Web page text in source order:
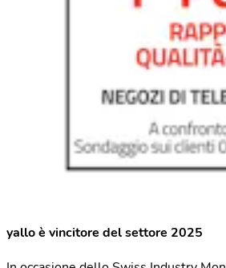
yallo è vincitore del settore 2025